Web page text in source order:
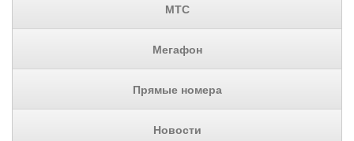
МТС
Мегафон
Прямые номера
Новости